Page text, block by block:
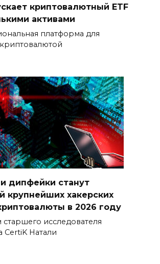
криптовалютный ETF
активами
платформа для
дипфейки станут
крупнейших хакерских
в 2026 году
исследователя
CertiK Натали